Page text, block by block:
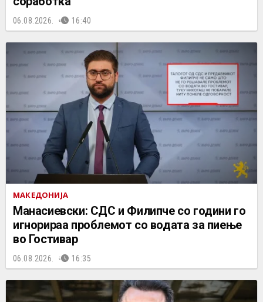
06.08.2026. 16:40
МАКЕДОНИЈА
Манасиевски: СДС и Филипче со години го
игнорираа проблемот со водата за пиење
во Гостивар
06.08.2026. 16:35